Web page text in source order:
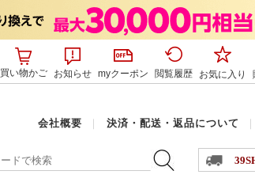
買い物かご
お知らせ myクーポン 閲覧履歴 お気に入り
会社概要 決済・配送・返品について